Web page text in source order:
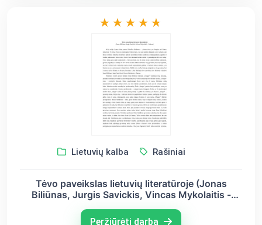
Lietuvių kalba Rašiniai
Tėvo paveikslas lietuvių literatūroje (Jonas
Biliūnas, Jurgis Savickis, Vincas Mykolaitis -
Peržiūrėti darbą